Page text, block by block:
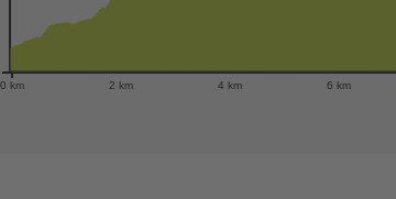
0 km 2 km 4 km 6 km